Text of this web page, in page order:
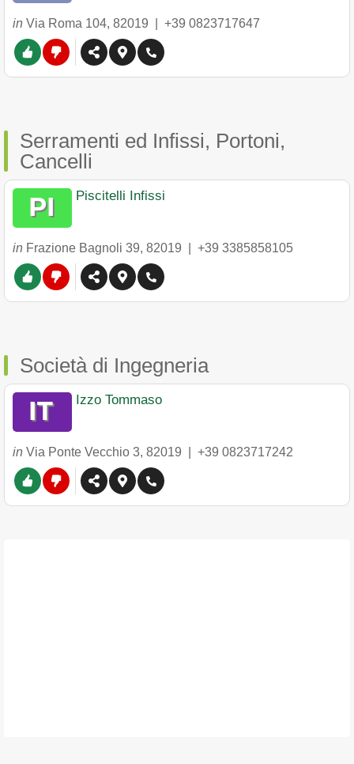
in Via Roma 104, 82019 +39 0823717647
Serramenti ed Infissi, Portoni,
Cancelli
Piscitelli Infissi
in Frazione Bagnoli 39, 82019 +39 3385858105
Società di Ingegneria
Izzo Tommaso
in Via Ponte Vecchio 3, 82019 +39 0823717242